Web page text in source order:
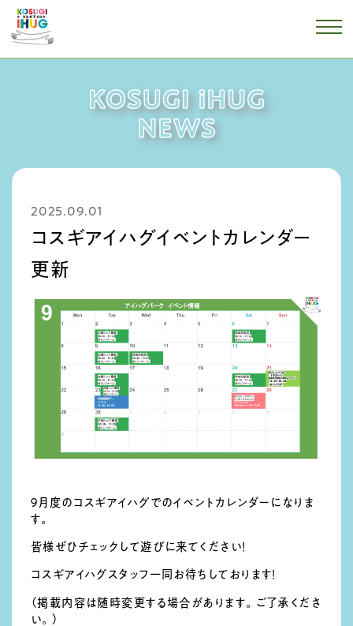
2025.09.01
コスギアイハグイベントカレンダー
更新
９月度のコスギアイハグでのイベントカレンダーになりま
す。
皆様ぜひチェックして遊びに来てください！
コスギアイハグスタッフ一同お待ちしております！
（掲載内容は随時変更する場合があります。ご了承くださ
い。）